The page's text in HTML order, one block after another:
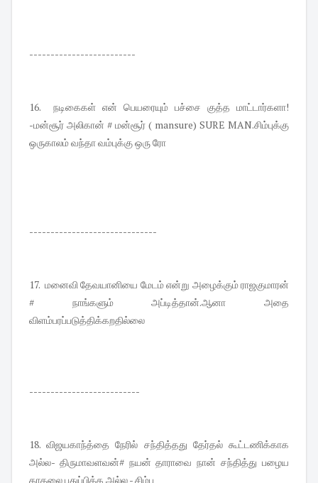
-------------------------
16. நடிகைகள் என் பெயரையும் பச்சை குத்த மாட்டார்களா!
-மன்சூர் அலிகான் # மன்சூர் ( mansure) SURE MAN.சிம்புக்கு
ஒருகாலம் வந்தா வம்புக்கு ஒரு ரோ
------------------------------
17. மனைவி தேவயானியை மேடம் என்று அழைக்கும் ராஜகுமாரன்
# நாங்களும் அப்டித்தான்.ஆனா அதை
விளம்பரப்படுத்திக்கறதில்லை
--------------------------
18. விஜயகாந்த்தை நேரில் சந்தித்தது தேர்தல் கூட்டணிக்காக
அல்ல- திருமாவளவன்# நயன் தாராவை நான் சந்தித்து பழைய
காதலை புதுப்பிக்க அல்ல - சிம்பு